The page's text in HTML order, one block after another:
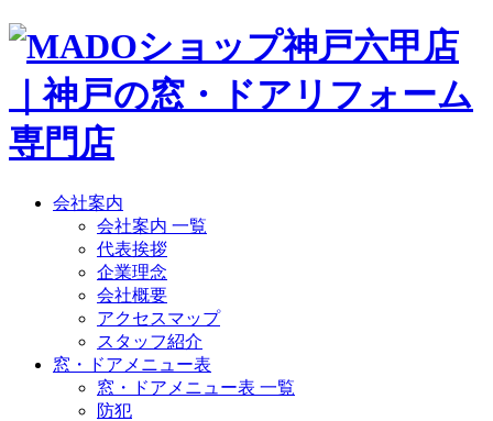
会社案内
会社案内 一覧
代表挨拶
企業理念
会社概要
アクセスマップ
スタッフ紹介
窓・ドアメニュー表
窓・ドアメニュー表 一覧
防犯